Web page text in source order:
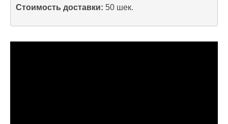
Стоимость доставки: 50 шек.